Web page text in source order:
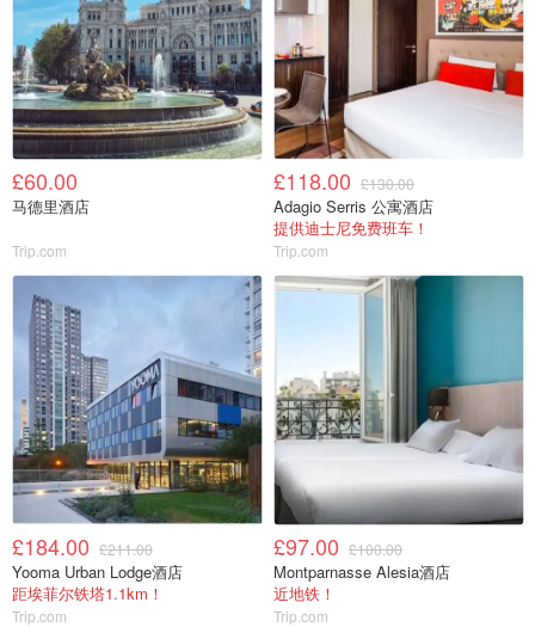
£60.00
马德里酒店
Trip.com
£118.00 £130.00
Adagio Serris 公寓酒店
提供迪士尼免费班车！
Trip.com
£184.00 £211.00
Yooma Urban Lodge酒店
距埃菲尔铁塔1.1km！
Trip.com
£97.00 £100.00
Montparnasse Alesia酒店
近地铁！
Trip.com